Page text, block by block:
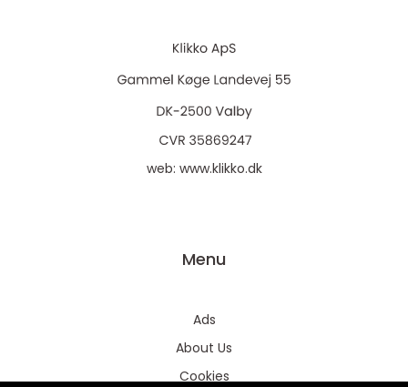
web: www.klikko.dk
Menu
Ads
About Us
Cookies